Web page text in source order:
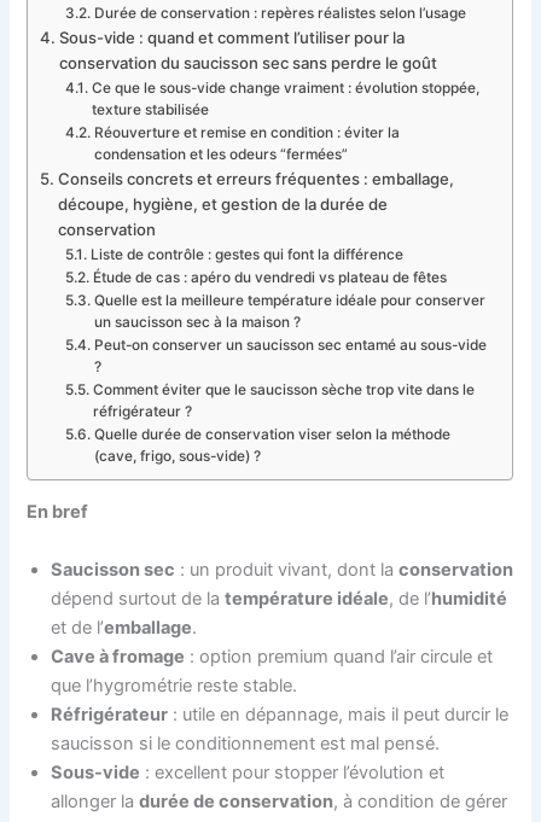
Durée de conservation : repères réalistes selon l’usage
Sous-vide : quand et comment l’utiliser pour la
conservation du saucisson sec sans perdre le goût
Ce que le sous-vide change vraiment : évolution stoppée,
texture stabilisée
Réouverture et remise en condition : éviter la
condensation et les odeurs “fermées”
Conseils concrets et erreurs fréquentes : emballage,
découpe, hygiène, et gestion de la durée de
conservation
Liste de contrôle : gestes qui font la différence
Étude de cas : apéro du vendredi vs plateau de fêtes
Quelle est la meilleure température idéale pour conserver
un saucisson sec à la maison ?
Peut-on conserver un saucisson sec entamé au sous-vide
?
Comment éviter que le saucisson sèche trop vite dans le
réfrigérateur ?
Quelle durée de conservation viser selon la méthode
(cave, frigo, sous-vide) ?
En bref
Saucisson sec : un produit vivant, dont laconservation
dépend surtout de latempérature idéale, de l’humidité
et de l’emballage.
Cave à fromage : option premium quand l’air circule et
que l’hygrométrie reste stable.
Réfrigérateur : utile en dépannage, mais il peut durcir le
saucisson si le conditionnement est mal pensé.
Sous-vide : excellent pour stopper l’évolution et
allonger ladurée de conservation, à condition de gérer